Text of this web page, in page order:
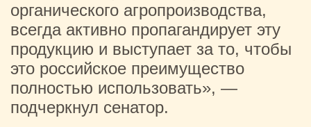
органического агропроизводства,
всегда активно пропагандирует эту
продукцию и выступает за то, чтобы
это российское преимущество
полностью использовать», —
подчеркнул сенатор.